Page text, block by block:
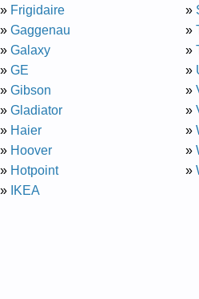
» Frigidaire
» Gaggenau
» Galaxy
» GE
» Gibson
» Gladiator
» Haier
» Hoover
» Hotpoint
» IKEA
»
»
»
»
»
»
»
»
»